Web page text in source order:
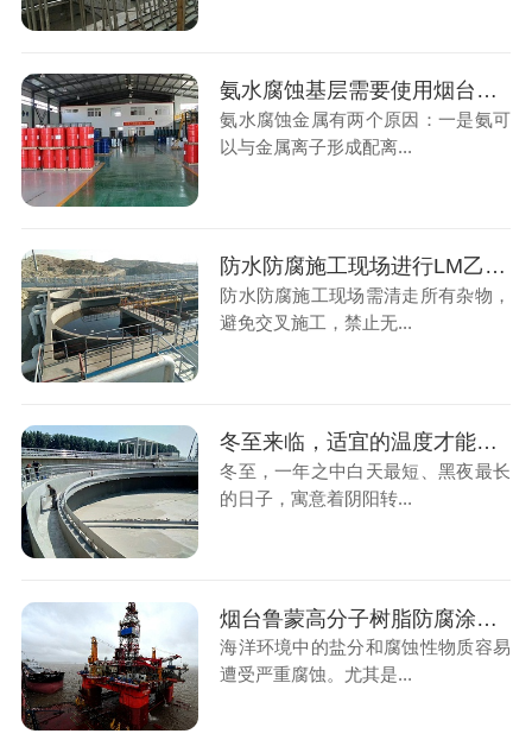
氨水腐蚀基层需要使用烟台鲁蒙喷涂弹性体涂料
氨水腐蚀金属有两个原因：一是氨可
以与金属离子形成配离...
防水防腐施工现场进行LM乙烯基酯复合防腐防水涂料涂刷注意事项
防水防腐施工现场需清走所有杂物，
避免交叉施工，禁止无...
冬至来临，适宜的温度才能使防腐防水涂料事半功倍
冬至，一年之中白天最短、黑夜最长
的日子，寓意着阴阳转...
烟台鲁蒙高分子树脂防腐涂料凭借弹性和粘结性能在多个领域发挥作用
海洋环境中的盐分和腐蚀性物质容易
遭受严重腐蚀。尤其是...